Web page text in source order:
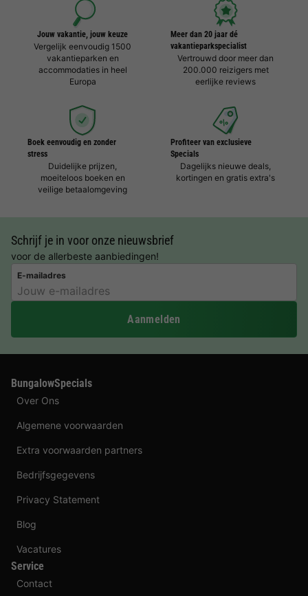
Jouw vakantie, jouw keuze
Vergelijk eenvoudig 1500
vakantieparken en
accommodaties in heel
Europa
Meer dan 20 jaar dé
vakantieparkspecialist
Vertrouwd door meer dan
200.000 reizigers met
eerlijke reviews
Boek eenvoudig en zonder
stress
Duidelijke prijzen,
moeiteloos boeken en
veilige betaalomgeving
Profiteer van exclusieve
Specials
Dagelijks nieuwe deals,
kortingen en gratis extra's
Schrijf je in voor onze nieuwsbrief
voor de allerbeste aanbiedingen!
E-mailadres
Aanmelden
BungalowSpecials
Over Ons
Algemene voorwaarden
Extra voorwaarden partners
Bedrijfsgegevens
Privacy Statement
Blog
Vacatures
Service
Contact